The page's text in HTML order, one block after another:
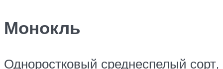
Монокль
Одноростковый среднеспелый сорт,